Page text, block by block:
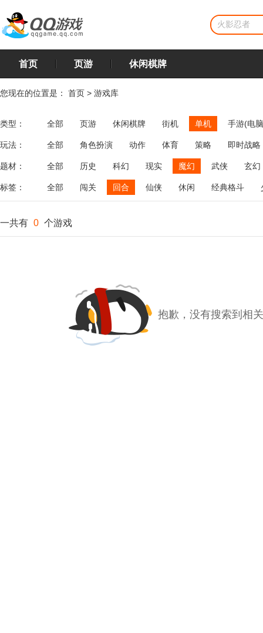
首页 页游 休闲棋牌
您现在的位置是： 首页 > 游戏库
类型： 全部 页游 休闲棋牌 街机 单机 手游(电
玩法： 全部 角色扮演 动作 体育 策略
即时战略
飞行
恋爱 第三人称射击 棋类 牌类 麻将
题材： 全部 历史 科幻 现实 魔幻 武侠 玄幻
标签： 全部 闯关 回合 仙侠 休闲 经典格斗
一共有 0 个游戏
抱歉，没有搜索到相